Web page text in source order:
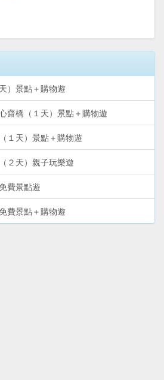
）景點＋購物遊
齋橋（１天）景點＋購物遊
１天）景點＋購物遊
２天）親子玩樂遊
費景點遊
費景點＋購物遊